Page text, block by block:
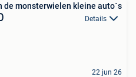
de monsterwielen kleine auto´s
Details
22 jun 26